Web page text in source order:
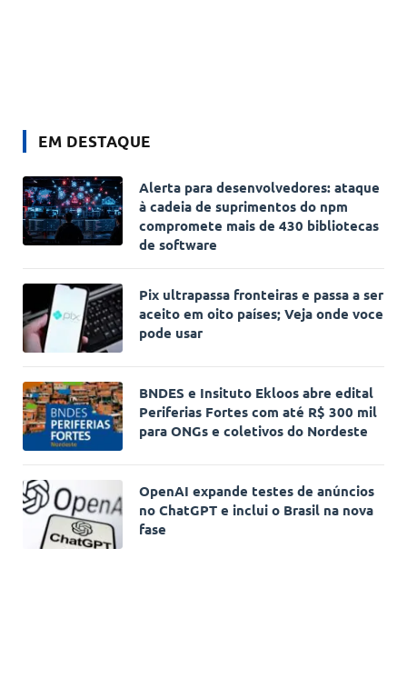
EM DESTAQUE
Alerta para desenvolvedores: ataque
à cadeia de suprimentos do npm
compromete mais de 430 bibliotecas
de software
Pix ultrapassa fronteiras e passa a ser
aceito em oito países; Veja onde voce
pode usar
BNDES e Insituto Ekloos abre edital
Periferias Fortes com até R$ 300 mil
para ONGs e coletivos do Nordeste
OpenAI expande testes de anúncios
no ChatGPT e inclui o Brasil na nova
fase